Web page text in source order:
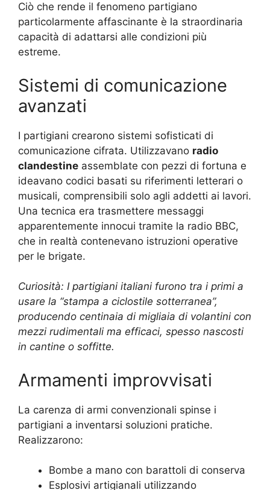
Ciò che rende il fenomeno partigiano
particolarmente affascinante è la straordinaria
capacità di adattarsi alle condizioni più
estreme.
Sistemi di comunicazione
avanzati
I partigiani crearono sistemi sofisticati di
comunicazione cifrata. Utilizzavano radio
clandestine assemblate con pezzi di fortuna e
ideavano codici basati su riferimenti letterari o
musicali, comprensibili solo agli addetti ai lavori.
Una tecnica era trasmettere messaggi
apparentemente innocui tramite la radio BBC,
che in realtà contenevano istruzioni operative
per le brigate.
Curiosità: I partigiani italiani furono tra i primi a
usare la “stampa a ciclostile sotterranea”,
producendo centinaia di migliaia di volantini con
mezzi rudimentali ma efficaci, spesso nascosti
in cantine o soffitte.
Armamenti improvvisati
La carenza di armi convenzionali spinse i
partigiani a inventarsi soluzioni pratiche.
Realizzarono:
Bombe a mano con barattoli di conserva
Esplosivi artigianali utilizzando